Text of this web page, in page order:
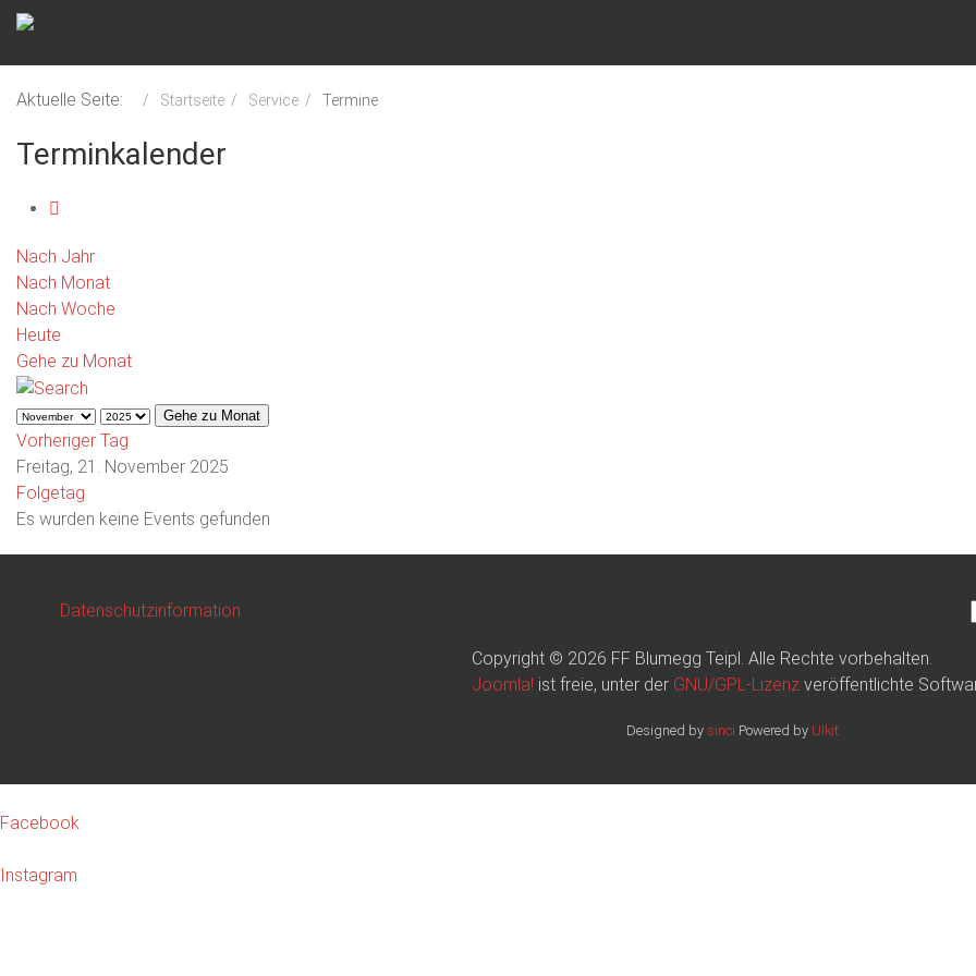
Aktuelle Seite: Startseite Service Termine
Terminkalender
Nach Jahr
Nach Monat
Nach Woche
Heute
Gehe zu Monat
Gehe zu Monat
Vorheriger Tag
Freitag, 21. November 2025
Folgetag
Es wurden keine Events gefunden
Datenschutzinformation
Copyright © 2026 FF Blumegg Teipl. Alle Rechte vorbehalten.
Joomla! ist freie, unter der GNU/GPL-Lizenz veröffentlichte
Designed by sinci Powered by Ulkit
Facebook
Instagram